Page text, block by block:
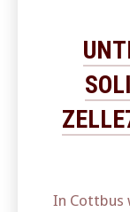
In Cottbus